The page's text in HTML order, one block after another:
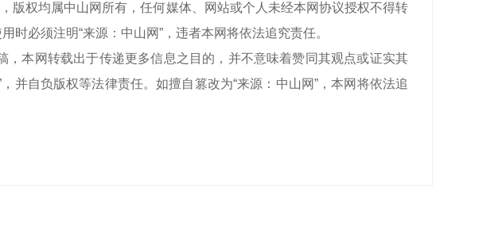
版权均属中山网所有，任何媒体、网站或个人未经本网协议授权不得转
必须注明“来源：中山网”，违者本网将依法追究责任。
，本网转载出于传递更多信息之目的，并不意味着赞同其观点或证实其
并自负版权等法律责任。如擅自篡改为“来源：中山网”，本网将依法追